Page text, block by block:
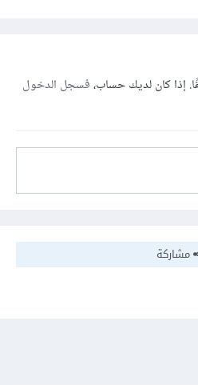
إذا كان لديك حساب،فسجل الدخول
مشاركة